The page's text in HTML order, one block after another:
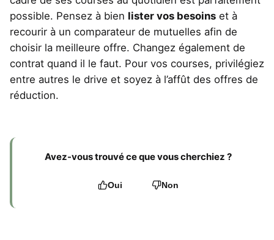
possible. Pensez à bien lister vos besoins et à
recourir à un comparateur de mutuelles afin de
choisir la meilleure offre. Changez également de
contrat quand il le faut. Pour vos courses, privilégiez
entre autres le drive et soyez à l’affût des offres de
réduction.
Avez-vous trouvé ce que vous cherchiez ?
Oui Non